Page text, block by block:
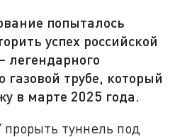
попыталось
успех российской
легендарного
газовой трубе, который
в марте 2025 года.
туннель под